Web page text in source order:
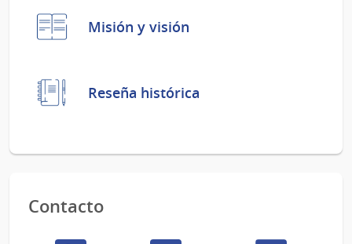
Misión y visión
Reseña histórica
Contacto